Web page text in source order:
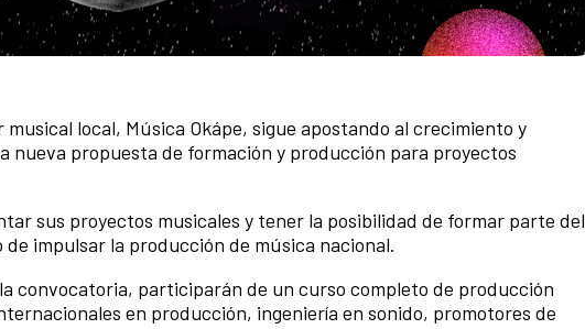
local, Música Okápe, sigue apostando al crecimiento y
nueva propuesta de formación y producción para proyectos
sus proyectos musicales y tener la posibilidad de formar parte del
impulsar la producción de música nacional.
convocatoria, participarán de un curso completo de producción
en producción, ingeniería en sonido, promotores de